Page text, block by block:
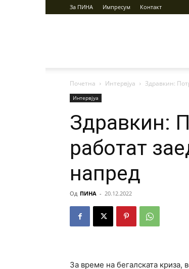
За ПИНА Импресум Контакт
Почетна Интервјуа Здравкин:
Интервјуа
Здравкин:
работат
напред
Од ПИНА - 20.12.2022
За време на бегалската криза,